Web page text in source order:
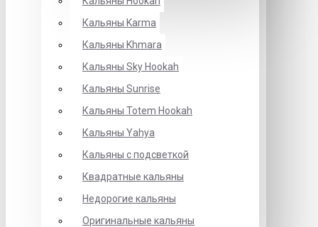
Кальяны Karma
Кальяны Khmara
Кальяны Sky Hookah
Кальяны Sunrise
Кальяны Totem Hookah
Кальяны Yahya
Кальяны с подсветкой
Квадратные кальяны
Недорогие кальяны
Оригинальные кальяны